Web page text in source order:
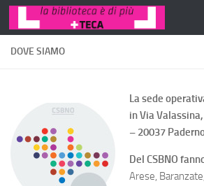
Salta al contenuto
DOVE SIAMO
La sede
in Via
– 20037
Del CSBNO
Arese,